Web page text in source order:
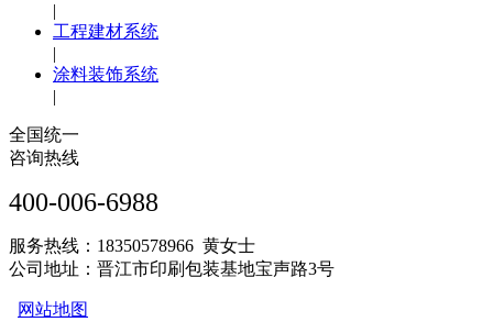
|
工程建材系统
|
涂料装饰系统
|
全国统一
咨询热线
400-006-6988
服务热线：18350578966 黄女士
公司地址：晋江市印刷包装基地宝声路3号
网站地图